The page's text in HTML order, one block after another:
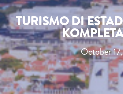
TURISMO DI
October